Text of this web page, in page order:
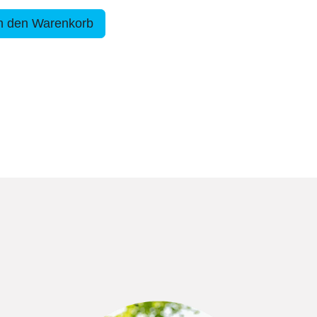
den Warenkorb